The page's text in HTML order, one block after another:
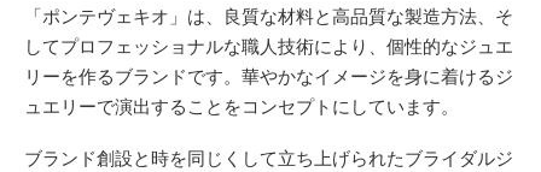
「ポンテヴェキオ」は、良質な材料と高品質な製造方法、そ
してプロフェッショナルな職人技術により、個性的なジュエ
リーを作るブランドです。華やかなイメージを身に着けるジ
ュエリーで演出することをコンセプトにしています。
ブランド創設と時を同じくして立ち上げられたブライダルジ